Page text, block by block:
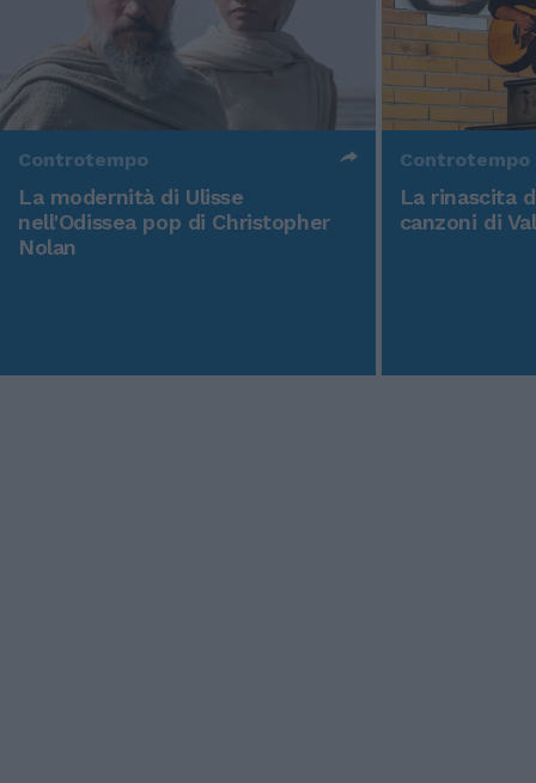
Controtempo
La modernità di Ulisse
nell'Odissea pop di Christopher
Nolan
Controtempo
La rinascita
canzoni di